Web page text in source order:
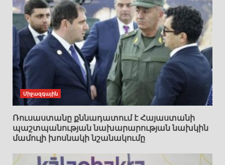
Միջազգային
Ռուսաստանը քննադատում է Հայաստանի
պաշտպանության նախարարության նախկին
մամուլի խոսնակի նշանակումը